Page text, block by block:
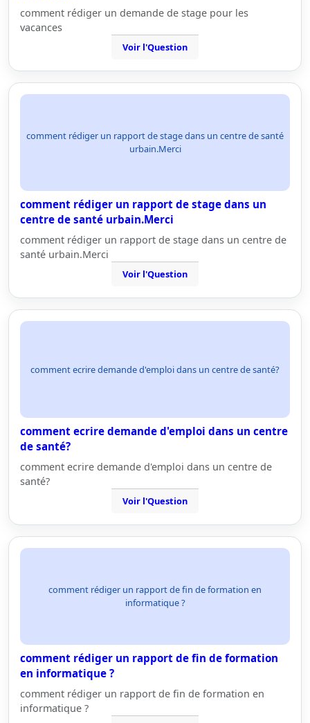
comment rédiger un demande de stage pour les
vacances
Voir l'Question
comment rédiger un rapport de stage dans un centre de santé
urbain.Merci
comment rédiger un rapport de stage dans un
centre de santé urbain.Merci
comment rédiger un rapport de stage dans un centre de
santé urbain.Merci
Voir l'Question
comment ecrire demande d'emploi dans un centre de santé?
comment ecrire demande d'emploi dans un centre
de santé?
comment ecrire demande d'emploi dans un centre de
santé?
Voir l'Question
comment rédiger un rapport de fin de formation en
informatique ?
comment rédiger un rapport de fin de formation
en informatique ?
comment rédiger un rapport de fin de formation en
informatique ?